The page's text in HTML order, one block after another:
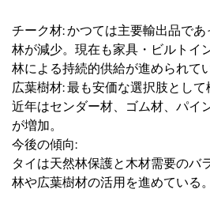
チーク材: かつては主要輸出品で
林が減少。現在も家具・ビルトイ
林による持続的供給が進められて
広葉樹材: 最も安価な選択肢として
近年はセンダー材、ゴム材、パイ
が増加。
今後の傾向:
タイは天然林保護と木材需要のバ
林や広葉樹材の活用を進めている。